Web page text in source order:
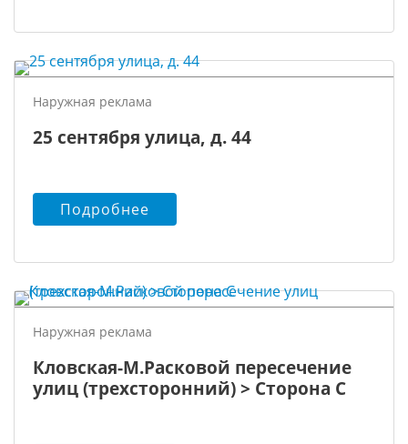
Наружная реклама
25 сентября улица, д. 44
Подробнее
Наружная реклама
Кловская-М.Расковой пересечение
улиц (трехсторонний) > Сторона С